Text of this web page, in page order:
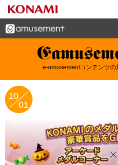
e-amusement news -
e-amusementコンテンツ
10
01